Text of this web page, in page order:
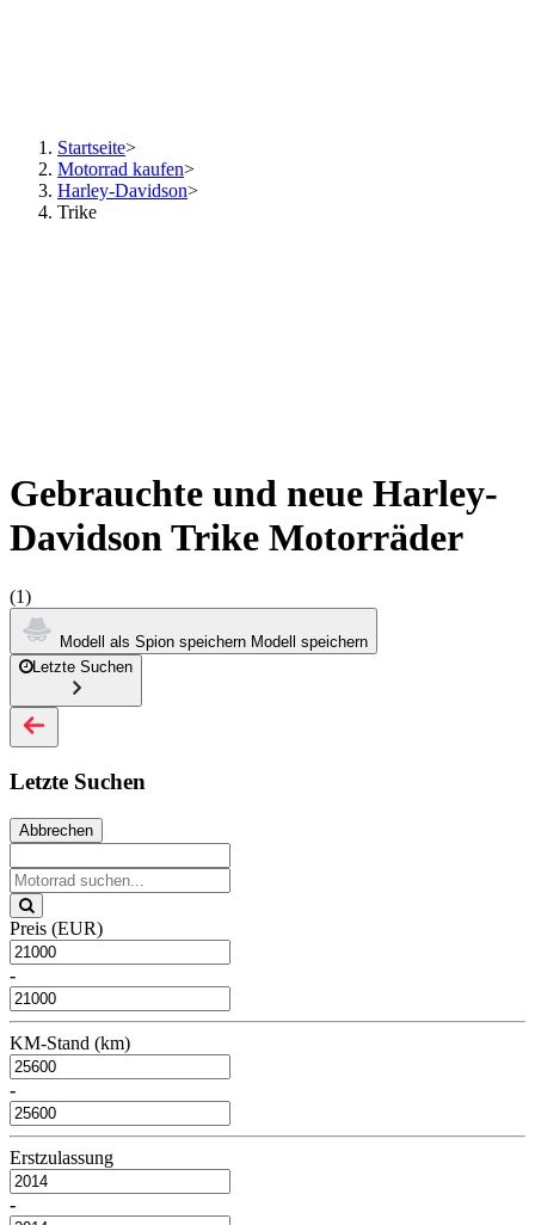
Startseite>
Motorrad kaufen>
Harley-Davidson>
Trike
Gebrauchte und neue Harley-
Davidson Trike Motorräder
(1)
Modell als Spion speichern Modell speichern
Letzte Suchen
Letzte Suchen
Abbrechen
Preis (EUR)
-
KM-Stand (km)
-
Erstzulassung
-